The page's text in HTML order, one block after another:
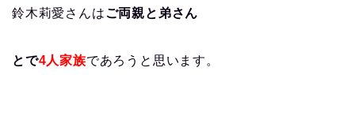
鈴木莉愛さんはご両親と弟さん
とで4人家族であろうと思います。